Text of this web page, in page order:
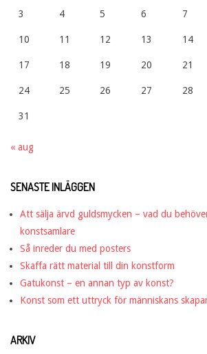
3 4 5 6 7
10 11 12 13 14
17 18 19 20 21
24 25 26 27 28
31
« aug
SENASTE INLÄGGEN
Att sälja ärvd guldsmycken – vad du
konstsamlare
Så inreder du med posters
Skaffa rätt material till din konstform
Gatukonst – en annan typ av konst?
Konst som ett uttryck för människans
ARKIV